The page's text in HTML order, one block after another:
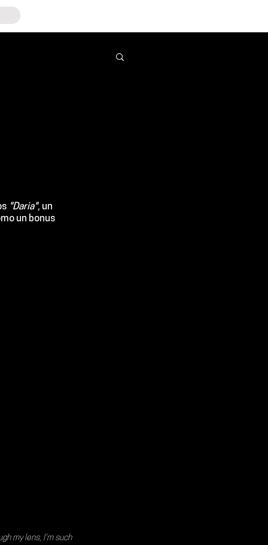
"Daria", un
un bonus
my lens, I'm such